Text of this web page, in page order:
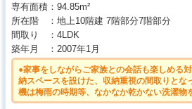
専有面積
94.85m²
所在階
地上10階建 7階部分7階部分
間取り
4LDK
築年月
2007年1月
●家事をしながらご家族との会話も楽しめ
納スペースを設けた、収納重視の間取りと
機は梅雨の時期等、なかなか乾かない洗濯
向きのバルコニーは日差しもたっぷり注ぎ